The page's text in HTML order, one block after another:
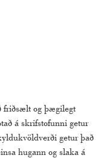
friðsælt og þægilegt
á skrifstofunni getur
getur það
hugann og slaka á